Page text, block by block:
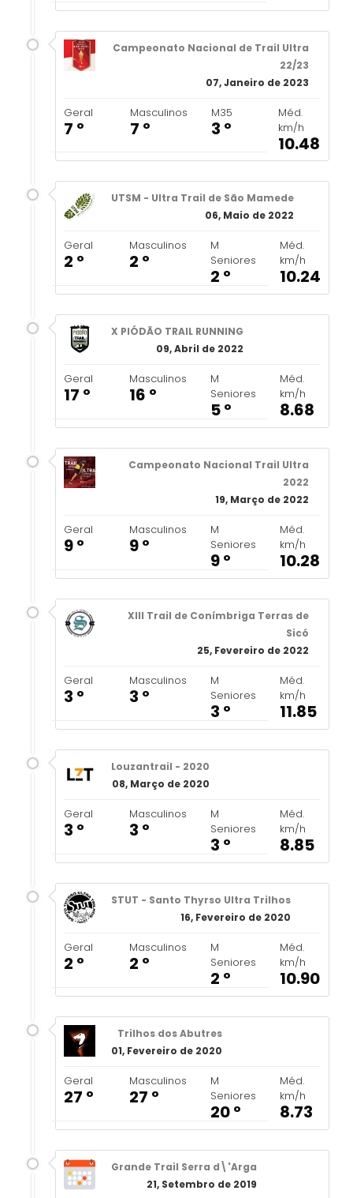
Campeonato Nacional de Trail Ultra
22/23
07, Janeiro de 2023
Geral
7 º
Masculinos
7 º
M35
3 º
Méd.
km/h
10.48
UTSM - Ultra Trail de São Mamede
06, Maio de 2022
Geral
2 º
Masculinos
2 º
M
Seniores
2 º
Méd.
km/h
10.24
X PIÓDÃO TRAIL RUNNING
09, Abril de 2022
Geral
17 º
Masculinos
16 º
M
Seniores
5 º
Méd.
km/h
8.68
Campeonato Nacional Trail Ultra
2022
19, Março de 2022
Geral
9 º
Masculinos
9 º
M
Seniores
9 º
Méd.
km/h
10.28
XIII Trail de Conímbriga Terras de
Sicó
25, Fevereiro de 2022
Geral
3 º
Masculinos
3 º
M
Seniores
3 º
Méd.
km/h
11.85
Louzantrail - 2020
08, Março de 2020
Geral
3 º
Masculinos
3 º
M
Seniores
3 º
Méd.
km/h
8.85
STUT - Santo Thyrso Ultra Trilhos
16, Fevereiro de 2020
Geral
2 º
Masculinos
2 º
M
Seniores
2 º
Méd.
km/h
10.90
Trilhos dos Abutres
01, Fevereiro de 2020
Geral
27 º
Masculinos
27 º
M
Seniores
20 º
Méd.
km/h
8.73
Grande Trail Serra d\'Arga
21, Setembro de 2019